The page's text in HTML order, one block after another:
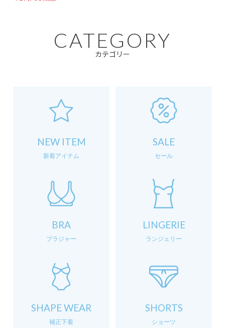
CATEGORY
カテゴリー
NEW ITEM
新着アイテム
SALE
セール
BRA
ブラジャー
LINGERIE
ランジェリー
SHAPE WEAR
補正下着
SHORTS
ショーツ